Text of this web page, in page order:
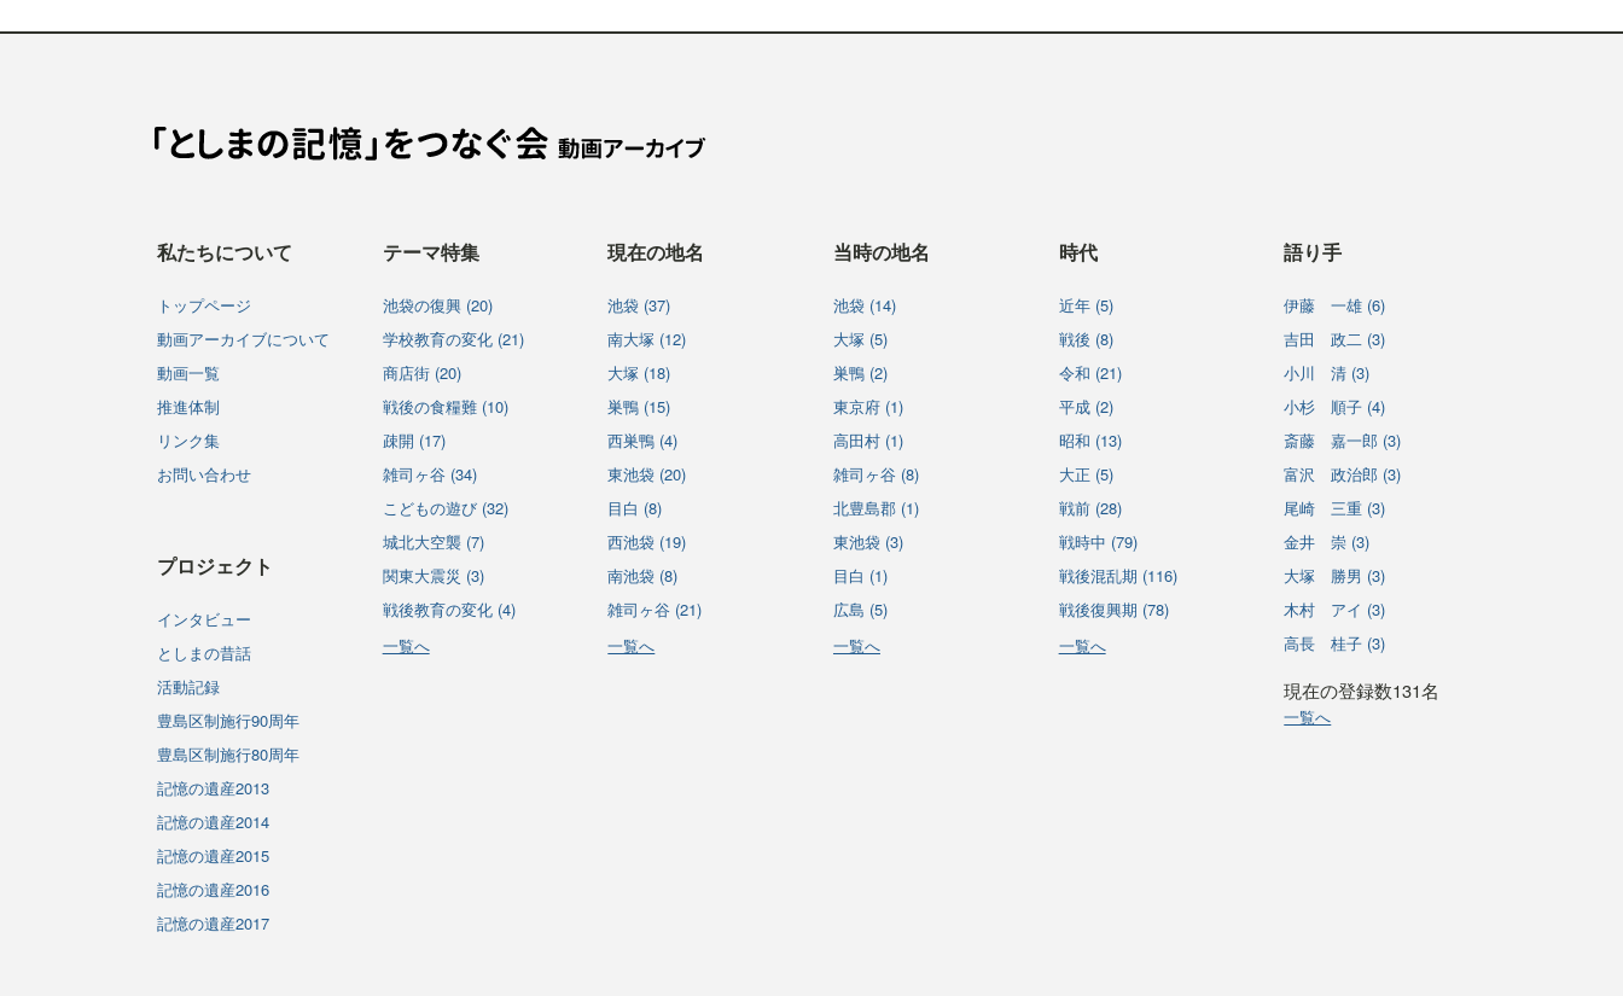
私たちについて
トップページ
動画アーカイブについて
動画一覧
推進体制
リンク集
お問い合わせ
プロジェクト
インタビュー
としまの昔話
活動記録
豊島区制施行90周年
豊島区制施行80周年
記憶の遺産2013
記憶の遺産2014
記憶の遺産2015
記憶の遺産2016
記憶の遺産2017
テーマ特集
池袋の復興 (20)
学校教育の変化 (21)
商店街 (20)
戦後の食糧難 (10)
疎開 (17)
雑司ヶ谷 (34)
こどもの遊び (32)
城北大空襲 (7)
関東大震災 (3)
戦後教育の変化 (4)
一覧へ
現在の地名
池袋 (37)
南大塚 (12)
大塚 (18)
巣鴨 (15)
西巣鴨 (4)
東池袋 (20)
目白 (8)
西池袋 (19)
南池袋 (8)
雑司ヶ谷 (21)
一覧へ
当時の地名
池袋 (14)
大塚 (5)
巣鴨 (2)
東京府 (1)
高田村 (1)
雑司ヶ谷 (8)
北豊島郡 (1)
東池袋 (3)
目白 (1)
広島 (5)
一覧へ
時代
近年 (5)
戦後 (8)
令和 (21)
平成 (2)
昭和 (13)
大正 (5)
戦前 (28)
戦時中 (79)
戦後混乱期 (116)
戦後復興期 (78)
一覧へ
語り手
伊藤 一雄 (6)
吉田 政二 (3)
小川 清 (3)
小杉 順子 (4)
斎藤 嘉一郎 (3)
富沢 政治郎 (3)
尾崎 三重 (3)
金井 崇 (3)
大塚 勝男 (3)
木村 アイ (3)
高長 桂子 (3)
現在の登録数131名
一覧へ